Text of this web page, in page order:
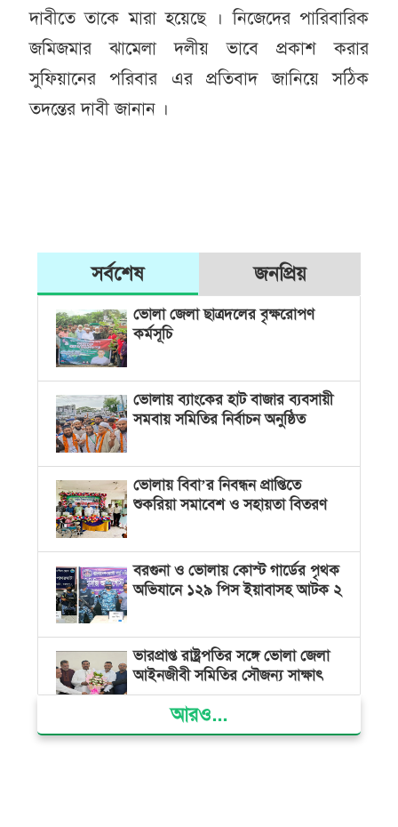
দাবী‌তে তা‌কে মারা হ‌য়ে‌ছে । নি‌জে‌দের পা‌রিবা‌রিক
জ‌মিজমার ঝা‌মেলা দলীয় ভা‌বে প্রকাশ করার
সু‌ফিয়া‌নের প‌রিবার এর প্রতিবাদ জা‌নি‌য়ে‌ স‌ঠিক
তদ‌ন্তের দাবী জানান ।
সর্বশেষ জনপ্রিয়
ভোলা জেলা ছাত্রদলের বৃক্ষরোপণ
কর্মসূচি
ভোলায় ব্যাংকের হাট বাজার ব্যবসায়ী
সমবায় সমিতির নির্বাচন অনুষ্ঠিত
ভোলায় বিবা’র নিবন্ধন প্রাপ্তিতে
শুকরিয়া সমাবেশ ও সহায়তা বিতরণ
বরগুনা ও ভোলায় কোস্ট গার্ডের পৃথক
অভিযানে ১২৯ পিস ইয়াবাসহ আটক ২
ভারপ্রাপ্ত রাষ্ট্রপতির সঙ্গে ভোলা জেলা
আইনজীবী সমিতির সৌজন্য সাক্ষাৎ
দৌলতখানে জমি বিরোধে পরিবারকে
আরও...